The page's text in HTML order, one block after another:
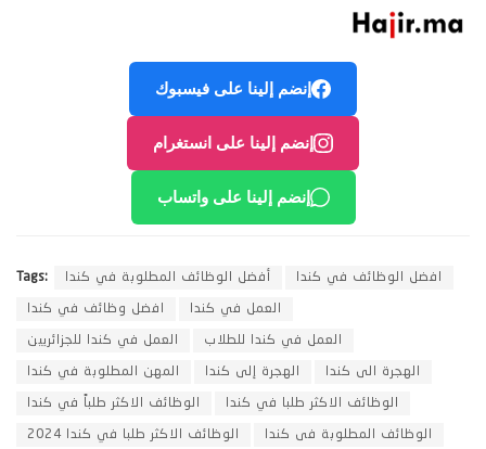
إنضم إلينا على فيسبوك
إنضم إلينا على انستغرام
إنضم إلينا على واتساب
Tags: أفضل الوظائف المطلوبة في كندا افضل الوظائف في كندا
افضل وظائف في كندا العمل في كندا
العمل في كندا للجزائريين العمل في كندا للطلاب
المهن المطلوبة في كندا الهجرة إلى كندا الهجرة الى كندا
الوظائف الاكثر طلباً في كندا الوظائف الاكثر طلبا في كندا
الوظائف الاكثر طلبا في كندا 2024 الوظائف المطلوبة فى كندا